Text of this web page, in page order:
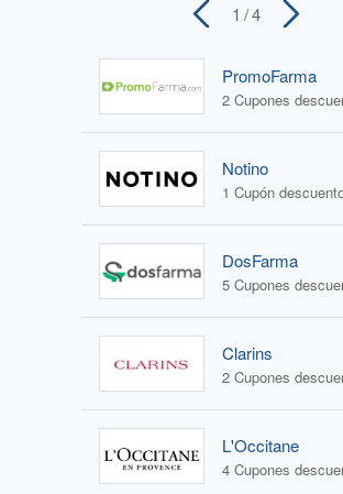
1 / 4
PromoFarma
Notino
DosFarma
Clarins
L'Occitane